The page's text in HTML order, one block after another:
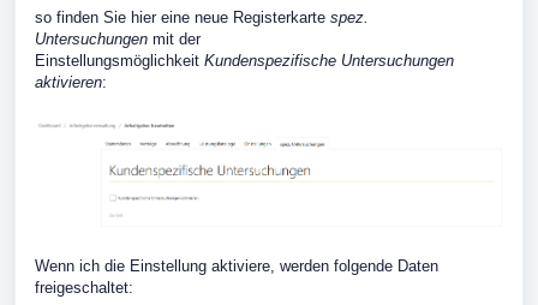
so finden Sie hier eine neue Registerkarte spez.
Untersuchungen mit der
Einstellungsmöglichkeit Kundenspezifische Untersuchungen
aktivieren:
Wenn ich die Einstellung aktiviere, werden folgende Daten
freigeschaltet: